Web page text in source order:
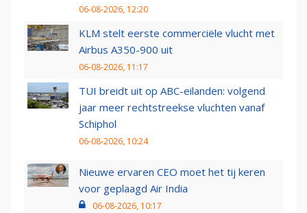
06-08-2026, 12:20
KLM stelt eerste commerciële vlucht met
Airbus A350-900 uit
06-08-2026, 11:17
TUI breidt uit op ABC-eilanden: volgend
jaar meer rechtstreekse vluchten vanaf
Schiphol
06-08-2026, 10:24
Nieuwe ervaren CEO moet het tij keren
voor geplaagd Air India
06-08-2026, 10:17